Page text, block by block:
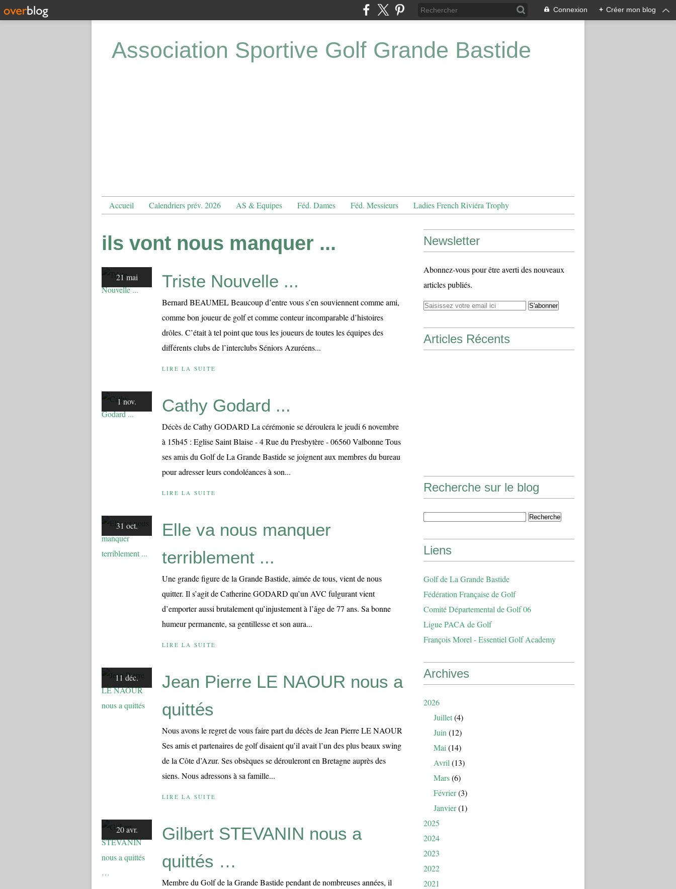
Connexion + Créer mon blog
Association Sportive Golf Grande Bastide
Accueil Calendriers prév. 2026 AS & Equipes Féd. Dames Féd. Messieurs Ladies French Riviéra Trophy
ils vont nous manquer ...
21 mai Triste Nouvelle ...
Bernard BEAUMEL Beaucoup d’entre vous s’en souviennent comme ami,
comme bon joueur de golf et comme conteur incomparable d’histoires
drôles. C’était à tel point que tous les joueurs de toutes les équipes des
différents clubs de l’interclubs Séniors Azuréens...
LIRE LA SUITE
1 nov. Cathy Godard ...
Décès de Cathy GODARD La cérémonie se déroulera le jeudi 6 novembre
à 15h45 : Eglise Saint Blaise - 4 Rue du Presbytère - 06560 Valbonne Tous
ses amis du Golf de La Grande Bastide se joignent aux membres du bureau
pour adresser leurs condoléances à son...
LIRE LA SUITE
31 oct.
Elle va nous manquer
terriblement ...
Une grande figure de la Grande Bastide, aimée de tous, vient de nous
quitter. Il s’agit de Catherine GODARD qu’un AVC fulgurant vient
d’emporter aussi brutalement qu’injustement à l’âge de 77 ans. Sa bonne
humeur permanente, sa gentillesse et son aura...
LIRE LA SUITE
11 déc.
Jean Pierre LE NAOUR nous a
quittés
Nous avons le regret de vous faire part du décès de Jean Pierre LE NAOUR
Ses amis et partenaires de golf disaient qu’il avait l’un des plus beaux swing
de la Côte d’Azur. Ses obsèques se dérouleront en Bretagne auprès des
siens. Nous adressons à sa famille...
LIRE LA SUITE
20 avr.
Gilbert STEVANIN nous a
quittés …
Membre du Golf de la Grande Bastide pendant de nombreuses années, il
Newsletter
Abonnez-vous pour être averti des nouveaux
articles publiés.
Articles Récents
Recherche sur le blog
Liens
Golf de La Grande Bastide
Fédération Française de Golf
Comité Départemental de Golf 06
Ligue PACA de Golf
François Morel - Essentiel Golf Academy
Archives
2026
Juillet(4)
Juin (12)
Mai (14)
Avril (13)
Mars(6)
Février(3)
Janvier(1)
2025
2024
2023
2022
2021